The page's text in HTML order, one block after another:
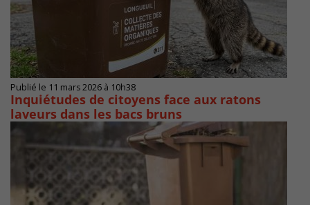
Publié le 11 mars 2026 à 10h38
Inquiétudes de citoyens face aux ratons
laveurs dans les bacs bruns